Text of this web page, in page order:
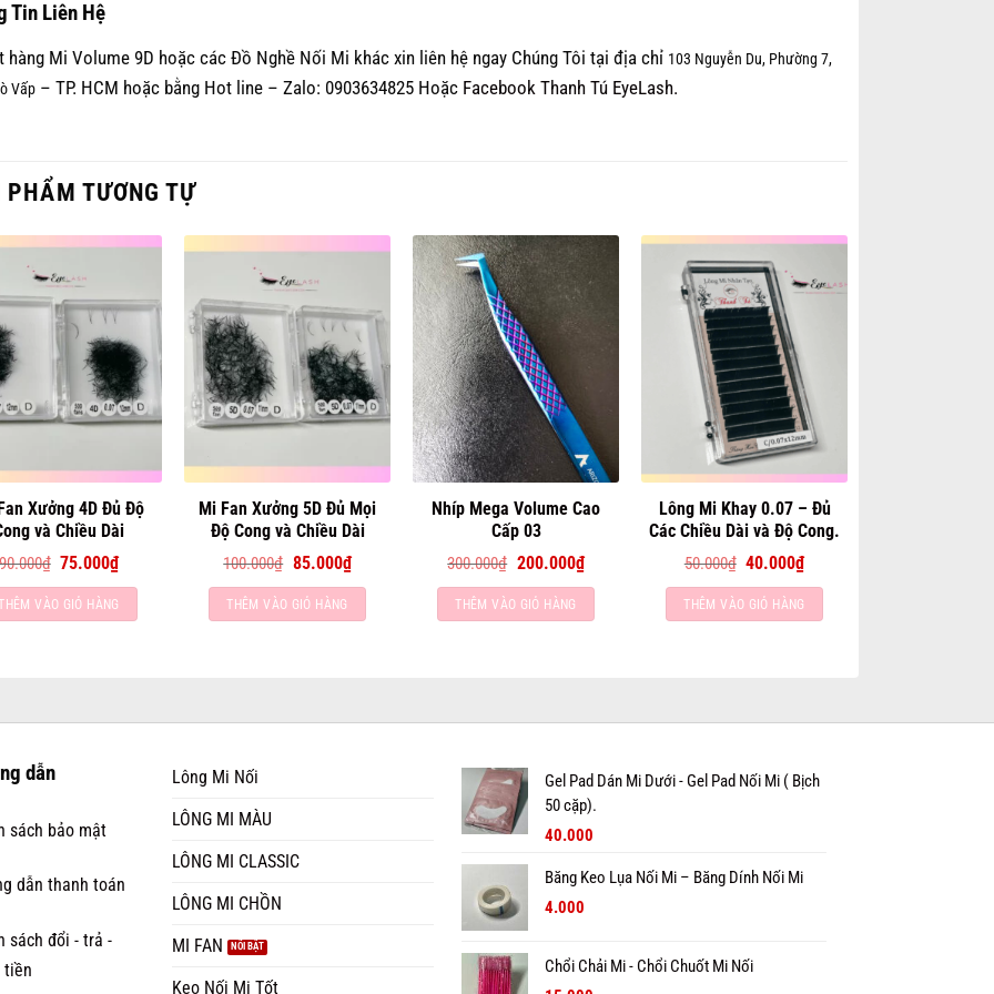
Tin Liên Hệ
hàng Mi Volume 9D hoặc các Đồ Nghề Nối Mi khác xin liên hệ ngay Chúng Tôi tại địa chỉ 103 Nguyễn Du, Phường 7,
Vấp – TP. HCM hoặc bằng Hot line – Zalo: 0903634825 Hoặc Facebook Thanh Tú EyeLash.
PHẨM TƯƠNG TỰ
Xưởng 4D Đủ Độ
và Chiều Dài
₫ Giá
là:
90.000₫.
75.000₫Giá
hiện
tại
VÀO GIỎ HÀNG
Mi Fan Xưởng 5D Đủ Mọi
Độ Cong và Chiều Dài
100.000₫ Giá
là:
100.000₫.
85.000₫Giá
hiện
tại
THÊM VÀO GIỎ HÀNG
Nhíp Mega Volume Cao
Cấp 03
300.000₫ Giá
là:
300.000₫.
200.000₫Giá
hiện
tại
THÊM VÀO GIỎ HÀNG
Lông Mi Khay 0.07 – Đủ
Các Chiều Dài và Độ Cong.
50.000₫ Giá
là:
50.000₫.
40.000₫Giá
hiện
tại
THÊM VÀO GIỎ HÀNG
dẫn
sách bảo mật
dẫn thanh toán
sách đổi - trả -
tiền
Lông Mi Nối
LÔNG MI MÀU
LÔNG MI CLASSIC
LÔNG MI CHỒN
MI FAN
Keo Nối Mi Tốt
Gel Pad Dán Mi Dưới - Gel Pad Nối Mi ( Bịch
50 cặp).
Giá
là:
40.000Giá
tại
Băng Keo Lụa Nối Mi – Băng Dính Nối Mi
Giá
5.000₫.
4.000Giá
là:
4.000₫.
Chổi Chải Mi - Chổi Chuốt Mi Nối